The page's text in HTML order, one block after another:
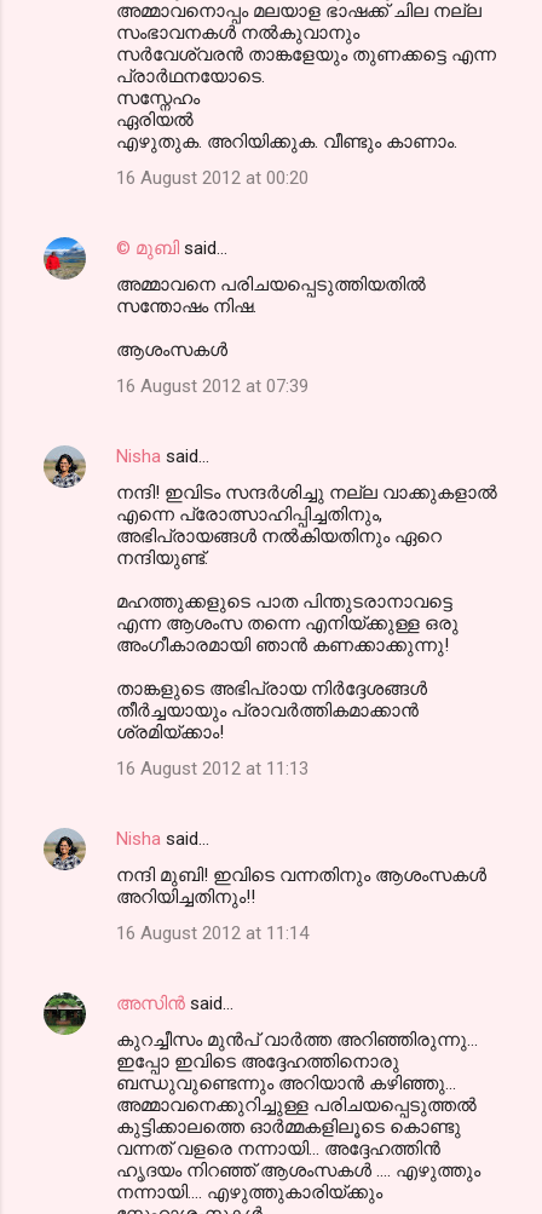
അമ്മാവനൊപ്പം മലയാള ഭാഷക്ക് ചില നല്ല
സംഭാവനകള്‍ നല്‍കുവാനും
സര്‍വേശ്വരന്‍ താങ്കളേയും തുണക്കട്ടെ എന്ന
പ്രാര്‍ഥനയോടെ.
സസ്നേഹം
ഏരിയല്‍
എഴുതുക. അറിയിക്കുക. വീണ്ടും കാണാം.
16 August 2012 at 00:20
© മുബി said…
അമ്മാവനെ പരിചയപ്പെടുത്തിയതില്‍
സന്തോഷം നിഷ.
ആശംസകള്‍
16 August 2012 at 07:39
Nisha said…
നന്ദി! ഇവിടം സന്ദര്‍ശിച്ചു നല്ല വാക്കുകളാല്‍
എന്നെ പ്രോത്സാഹിപ്പിച്ചതിനും,
അഭിപ്രായങ്ങള്‍ നല്‍കിയതിനും ഏറെ
നന്ദിയുണ്ട്.
മഹത്തുക്കളുടെ പാത പിന്തുടരാനാവട്ടെ
എന്ന ആശംസ തന്നെ എനിയ്ക്കുള്ള ഒരു
അംഗീകാരമായി ഞാന്‍ കണക്കാക്കുന്നു!
താങ്കളുടെ അഭിപ്രായ നിര്‍ദ്ദേശങ്ങള്‍
തീര്‍ച്ചയായും പ്രാവര്‍ത്തികമാക്കാന്‍
ശ്രമിയ്ക്കാം!
16 August 2012 at 11:13
Nisha said…
നന്ദി മുബി! ഇവിടെ വന്നതിനും ആശംസകള്‍
അറിയിച്ചതിനും!!
16 August 2012 at 11:14
അസിന്‍ said…
കുറച്ചീസം മുന്‍പ് വാര്‍ത്ത അറിഞ്ഞിരുന്നു...
ഇപ്പോ ഇവിടെ അദ്ദേഹത്തിനൊരു
ബന്ധുവുണ്ടെന്നും അറിയാന്‍ കഴിഞ്ഞു...
അമ്മാവനെക്കുറിച്ചുള്ള പരിചയപ്പെടുത്തല്‍
കുട്ടിക്കാലത്തെ ഓര്‍മ്മകളിലൂടെ കൊണ്ടു
വന്നത് വളരെ നന്നായി... അദ്ദേഹത്തിന്‍
ഹൃദയം നിറഞ്ഞ് ആശംസകള്‍ .... എഴുത്തും
നന്നായി.... എഴുത്തുകാരിയ്ക്കും